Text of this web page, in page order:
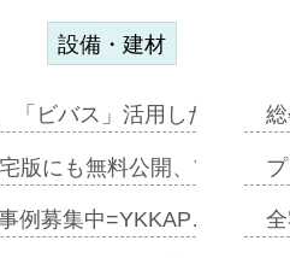
設備・建材
「ビバス」活用した新入浴
版にも無料公開、YKKAP
例募集中=YKKAP…